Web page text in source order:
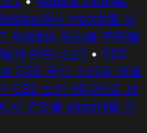
에서 merch를 어
Roblox 의상을 판매할
게 만드나요? • CS2
CS2 무기 스킨을 어떻
CS2 스킨 에디터로 사
서 무엇을 export할 수